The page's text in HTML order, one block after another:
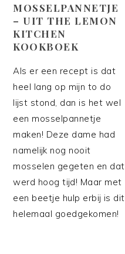
MOSSELPANNETJE
– UIT THE LEMON
KITCHEN
KOOKBOEK
Als er een recept is dat
heel lang op mijn to do
lijst stond, dan is het wel
een mosselpannetje
maken! Deze dame had
namelijk nog nooit
mosselen gegeten en dat
werd hoog tijd! Maar met
een beetje hulp erbij is dit
helemaal goedgekomen!